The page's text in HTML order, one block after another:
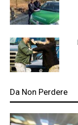
Da Non Perdere